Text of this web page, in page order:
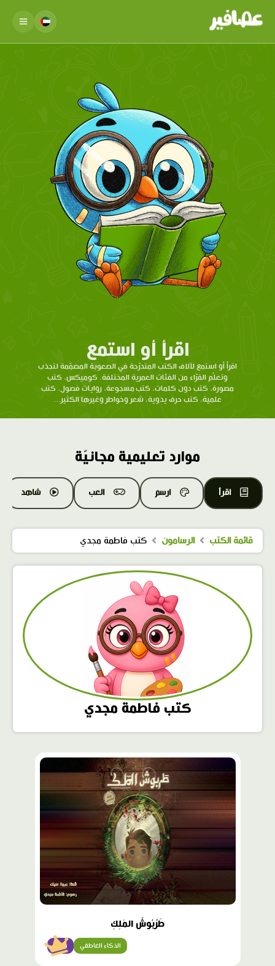
اقرأ أو استمع
اقرأ أو استمع لآلاف الكتب المتدرّحة في الصعوبة المصمّمة لتجذب
وتعلّم القرّاء من الفئات العمرية المختلفة. كوميكس، كتب
مصورة، كتب دون كلمات، كتب مسجوعة، روايات فصول، كتب
علمية، كتب حرف يدوية، شعر وخواطر وغيرها الكثير...
موارد تعليمية مجانيّة
اقرأ ارسم العب شاهد
قائمة الكتب الرسامون كتب فاطمة مجدي
كتب فاطمة مجدي
محتوى
مميّز
طَرْبُوشُ المَلِكِ
متقن الذكاء العاطفي